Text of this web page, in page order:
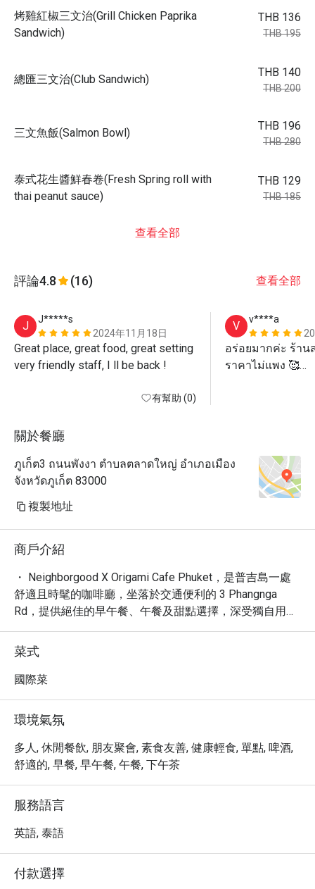
烤雞紅椒三文治(Grill Chicken Paprika
Sandwich)
THB 136
THB 195
總匯三文治(Club Sandwich)
THB 140
THB 200
三文魚飯(Salmon Bowl)
THB 196
THB 280
泰式花生醬鮮春卷(Fresh Spring roll with
thai peanut sauce)
THB 129
THB 185
查看全部
評論4.8 (16) 查看全部
J
J*****s
2024年11月18日
Great place, great food, great setting
有幫助 (0)
V
v****a
อร่อยมากค่ะ ร้าน
ราคาไม่แพง 🥰
關於餐廳
ภูเก็ต3 ถนนพังงา ตำบลตลาดใหญ่ อำเภอเมือง
จังหวัดภูเก็ต 83000
複製地址
商戶介紹
・ Neighborgood X Origami Cafe Phuket，是普吉島一處
舒適且時髦的咖啡廳，坐落於交通便利的 3 Phangnga
Rd，提供絕佳的早午餐、午餐及甜點選擇，深受獨自用餐
者與尋找筆電工作空間的旅客喜愛。這裡有著輕鬆、安靜
且新潮的氛圍，是您在普吉島放鬆或高效工作的理想據
點，平均 4.7 星的高評價，證明了其出色的品質與服務。
・ 探索我們精心製作的咖啡、美味的餐點，以及令人垂涎
餐到精緻的午餐，Neighborgood X Origami Cafe Phuket
致力於提供讓您回味無窮的餐飲享受。
・ 立即透過 Eatigo 預訂，享用高達 5 折的獨家優惠，讓
您的普吉島美食之旅更加物超所值。
菜式
國際菜
環境氣氛
多人, 休閒餐飲, 朋友聚會, 素食友善, 健康輕食, 單點, 啤酒,
舒適的, 早餐, 早午餐, 午餐, 下午茶
服務語言
英語, 泰語
付款選擇